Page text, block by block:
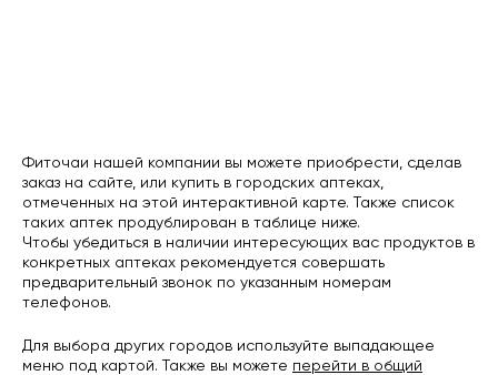
Фиточаи нашей компании вы можете приобрести, сделав
заказ на сайте, или купить в городских аптеках,
отмеченных на этой интерактивной карте. Также список
таких аптек продублирован в таблице ниже.
Чтобы убедиться в наличии интересующих вас продуктов в
конкретных аптеках рекомендуется совершать
предварительный звонок по указанным номерам
телефонов.
Для выбора других городов используйте выпадающее
меню под картой. Также вы можете перейти в общий